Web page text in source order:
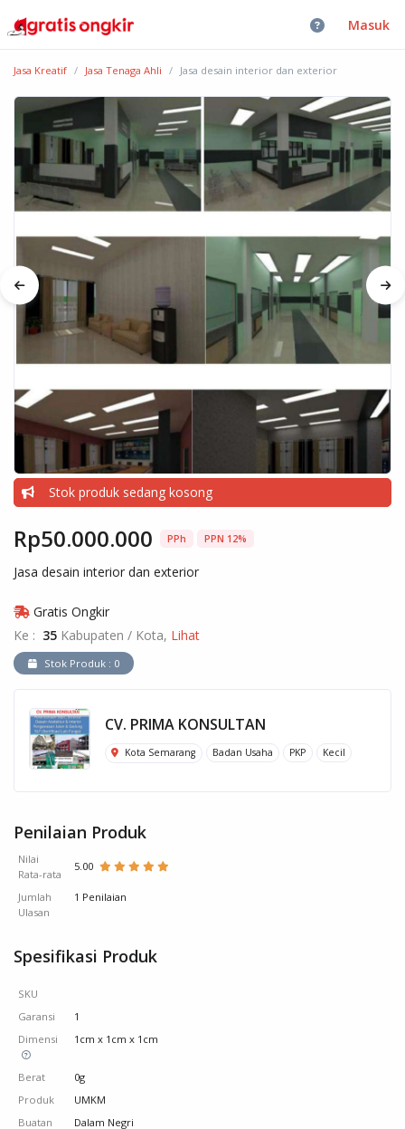
Masuk
Jasa Kreatif Jasa Tenaga Ahli Jasa desain interior dan exterior
Stok produk sedang kosong
Rp50.000.000 PPh PPN 12%
Jasa desain interior dan exterior
Gratis Ongkir
Ke : 35 Kabupaten / Kota, Lihat
Stok Produk : 0
CV. PRIMA KONSULTAN
Kota Semarang Badan Usaha PKP Kecil
Penilaian Produk
Nilai
Rata-rata
5.00
Jumlah
Ulasan
1 Penilaian
Spesifikasi Produk
SKU
Garansi
1
Dimensi
1cm x 1cm x 1cm
Berat
0g
Produk
UMKM
Buatan
Dalam Negri